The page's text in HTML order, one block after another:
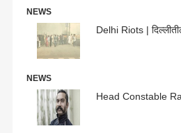
NEWS
Delhi Riots |
NEWS
Head Constable